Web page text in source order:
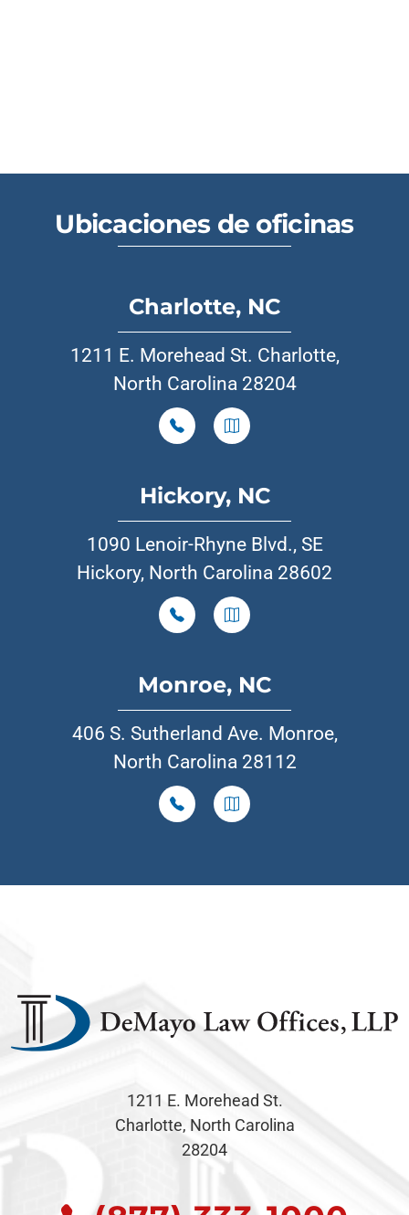
Ubicaciones de oficinas
Charlotte, NC
1211 E. Morehead St. Charlotte,
North Carolina 28204
Hickory, NC
1090 Lenoir-Rhyne Blvd., SE
Hickory, North Carolina 28602
Monroe, NC
406 S. Sutherland Ave. Monroe,
North Carolina 28112
1211 E. Morehead St.
Charlotte, North Carolina
28204